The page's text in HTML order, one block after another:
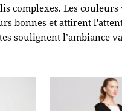
complexes. Les couleurs
bonnes et attirent
soulignent l’ambiance